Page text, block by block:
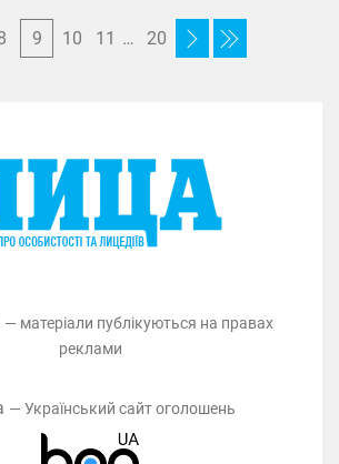
9 10 11 … 20
— матеріали публікуються на правах
реклами
— Український сайт оголошень